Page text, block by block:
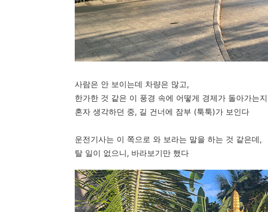
사람은 안 보이는데 차량은 많고,
한가한 것 같은 이 풍경 속에 어떻게 경제가 돌아가는지
혼자 생각하던 중, 길 건너에 잠부 (툭툭)가 보인다
운전기사는 이 쪽으로 와 보라는 말을 하는 것 같은데,
탈 일이 없으니, 바라보기만 했다